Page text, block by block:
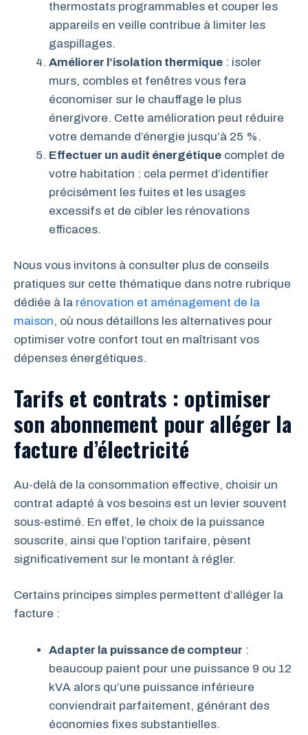
thermostats programmables et couper les
appareils en veille contribue à limiter les
gaspillages.
Améliorer l’isolation thermique : isoler
murs, combles et fenêtres vous fera
économiser sur le chauffage le plus
énergivore. Cette amélioration peut réduire
votre demande d’énergie jusqu’à 25 %.
Effectuer un audit énergétique complet de
votre habitation : cela permet d’identifier
précisément les fuites et les usages
excessifs et de cibler les rénovations
efficaces.
Nous vous invitons à consulter plus de conseils
pratiques sur cette thématique dans notre rubrique
dédiée à la rénovation et aménagement de la
maison, où nous détaillons les alternatives pour
optimiser votre confort tout en maîtrisant vos
dépenses énergétiques.
Tarifs et contrats : optimiser
son abonnement pour alléger la
facture d’électricité
Au-delà de la consommation effective, choisir un
contrat adapté à vos besoins est un levier souvent
sous-estimé. En effet, le choix de la puissance
souscrite, ainsi que l’option tarifaire, pèsent
significativement sur le montant à régler.
Certains principes simples permettent d’alléger la
facture :
Adapter la puissance de compteur :
beaucoup paient pour une puissance 9 ou 12
kVA alors qu’une puissance inférieure
conviendrait parfaitement, générant des
économies fixes substantielles.